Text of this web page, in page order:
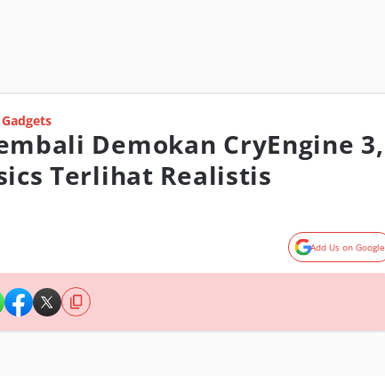
Gadgets
Demokan CryEngine 3,
Terlihat Realistis
Add Us on Google